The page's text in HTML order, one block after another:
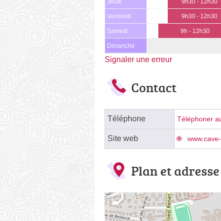
Jeudi 9h30 - 12h30
Vendredi 9h30 - 12h30
Samedi 9h - 12h30
Dimanche
Signaler une erreur
Contact
Téléphone Téléphoner
Site web
Plan et adresse